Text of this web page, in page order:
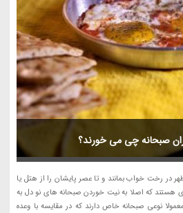
صبحانه چی می خورند؟
در رخت خواب بمانند و تا عصر پایشان را از هتل یا
هستند که اصلا به نیت خوردن صبحانه های نو دل به
نوعی صبحانه خاص دارند که در مقایسه با وعده